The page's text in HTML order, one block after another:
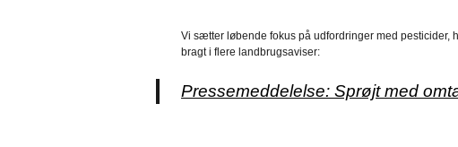
Vi sætter løbende fokus på udfordringer med pesticider,
bragt i flere landbrugsaviser:
Pressemeddelelse: Sprøjt med